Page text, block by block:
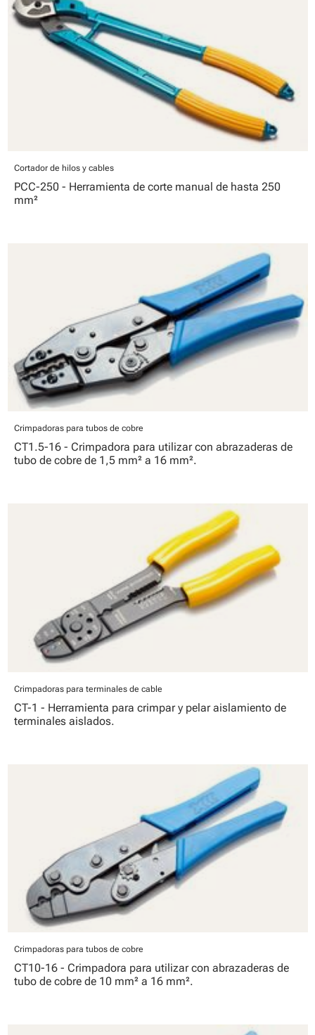
Cortador de hilos y cables
PCC-250 - Herramienta de corte manual de hasta 250
mm²
Crimpadoras para tubos de cobre
CT1.5-16 - Crimpadora para utilizar con abrazaderas de
tubo de cobre de 1,5 mm² a 16 mm².
Crimpadoras para terminales de cable
CT-1 - Herramienta para crimpar y pelar aislamiento de
terminales aislados.
Crimpadoras para tubos de cobre
CT10-16 - Crimpadora para utilizar con abrazaderas de
tubo de cobre de 10 mm² a 16 mm².